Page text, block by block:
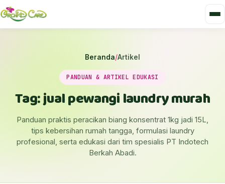
Beranda/Artikel
PANDUAN & ARTIKEL EDUKASI
Tag: jual pewangi laundry murah
Panduan praktis peracikan biang konsentrat 1kg jadi 15L,
tips kebersihan rumah tangga, formulasi laundry
profesional, serta edukasi dari tim spesialis PT Indotech
Berkah Abadi.